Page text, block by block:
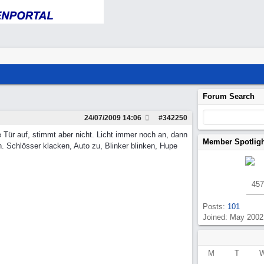
#342250
24/07/2009 14:06
auf, stimmt aber nicht. Licht immer noch an, dann
Schlösser klacken, Auto zu, Blinker blinken, Hupe
Forum Search
Member
Posts: 101
Joined: May 2002
M T